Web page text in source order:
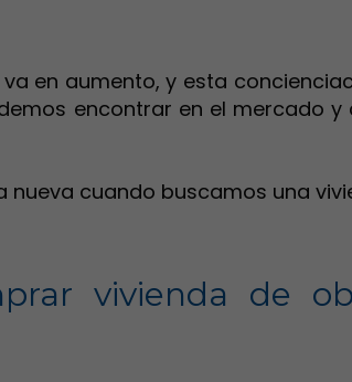
en aumento, y esta
encontrar en el mercado
cuando buscamos una
vivienda de